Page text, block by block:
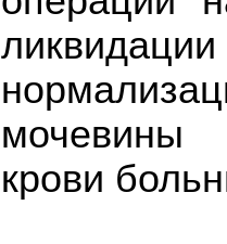
мочевины
крови